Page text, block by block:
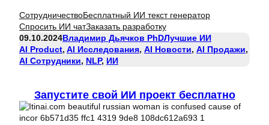
СотрудничествоБесплатный ИИ текст генератор
Спросить ИИ чатЗаказать разработку
09.10.2024Владимир Дьячков PhDЛучшие ИИ
AI Product, AI Исследования, AI Новости, AI Продажи
AI Сотрудники, NLP, ИИ
Запустите свой ИИ проект бесплатно